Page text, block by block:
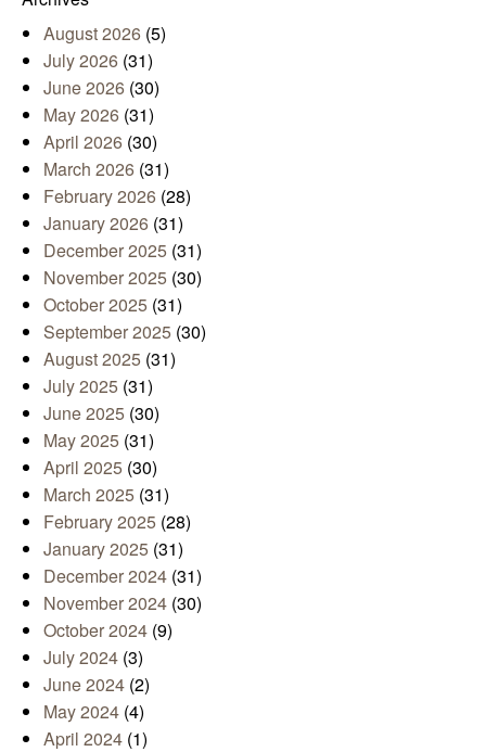
August 2026 (5)
July 2026 (31)
June 2026 (30)
May 2026 (31)
April 2026 (30)
March 2026 (31)
February 2026 (28)
January 2026 (31)
December 2025 (31)
November 2025 (30)
October 2025 (31)
September 2025 (30)
August 2025 (31)
July 2025 (31)
June 2025 (30)
May 2025 (31)
April 2025 (30)
March 2025 (31)
February 2025 (28)
January 2025 (31)
December 2024 (31)
November 2024 (30)
October 2024 (9)
July 2024 (3)
June 2024 (2)
May 2024 (4)
April 2024 (1)